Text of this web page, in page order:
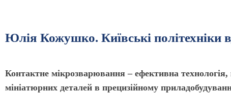
Юлія Кожушко. Київські політехніки
Контактне мікрозварювання – ефективна
мініатюрних деталей в прецизійному